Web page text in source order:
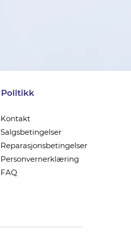
Politikk
Kontakt
Salgsbetingelser
Reparasjonsbetingelser
Personvernerklæring
FAQ